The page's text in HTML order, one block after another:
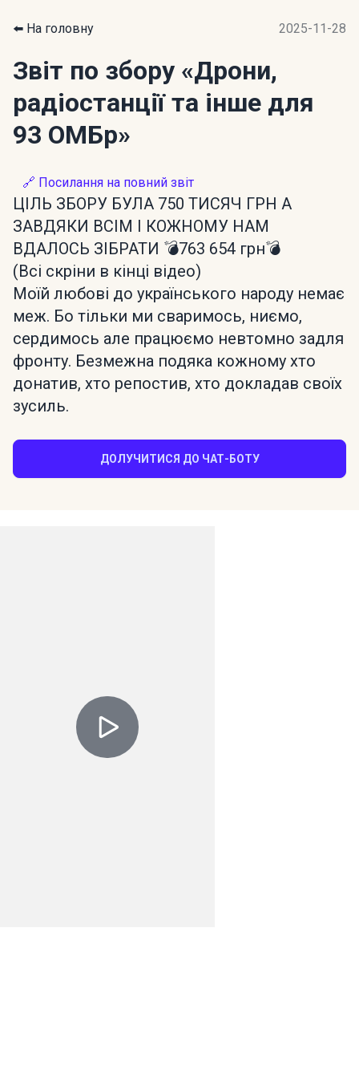
⬅️ На головну 2025-11-28
Звіт по збору «Дрони,
радіостанції та інше для
93 ОМБр»
🔗 Посилання на повний звіт
ЦІЛЬ ЗБОРУ БУЛА 750 ТИСЯЧ ГРН А
ЗАВДЯКИ ВСІМ І КОЖНОМУ НАМ
ВДАЛОСЬ ЗІБРАТИ 💣763 654 грн💣
(Всі скріни в кінці відео)
Моїй любові до українського народу немає
меж. Бо тільки ми сваримось, ниємо,
сердимось але працюємо невтомно задля
фронту. Безмежна подяка кожному хто
донатив, хто репостив, хто докладав своїх
зусиль.
ДОЛУЧИТИСЯ ДО ЧАТ-БОТУ